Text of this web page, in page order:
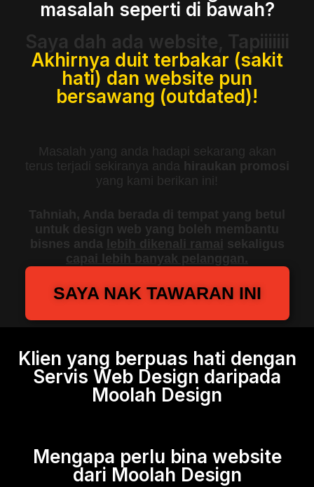
masalah seperti di bawah?
Saya dah ada website, Tapiiiiiii
Akhirnya duit terbakar (sakit
hati) dan website pun
bersawang (outdated)!
Masalah yang anda hadapi sekarang akan
terus terjadi sekiranya anda hiraukan promosi
yang kami berikan ini!
Tahniah, Anda berada di tempat yang betul
untuk design web yang boleh membantu
bisnes anda lebih dikenali ramai sekaligus
capai lebih banyak pelanggan.
SAYA NAK TAWARAN INI
Klien yang berpuas hati dengan
Servis Web Design daripada
Moolah Design
Mengapa perlu bina website
dari Moolah Design